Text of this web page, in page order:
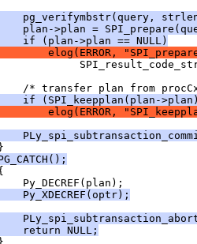
pg_verifymbstr(query,
plan->plan =
if (plan->plan == NULL)
elog(ERROR,
/* transfer plan from
if (SPI_keepplan(plan-
elog(ERROR,
Py_DECREF(plan);
Py_XDECREF(optr);
return NULL;